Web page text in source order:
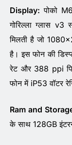
Display: पोको
गोरिल्ला ग्लास v3
मिलती है जो
है। इस फोन की
रेट और 388 ppi
फोन में iP53 वॉटर
Ram and
के साथ 128GB